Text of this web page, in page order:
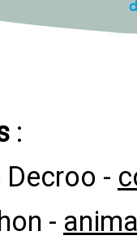
:
Decroo -
-